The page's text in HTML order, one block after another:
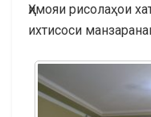
Ҳимояи рисолаҳои
ихтисоси